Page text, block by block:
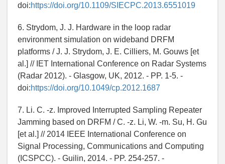
doi:https://doi.org/10.1109/SIECPC.2013.6551019
6. Strydom, J. J. Hardware in the loop radar
environment simulation on wideband DRFM
platforms / J. J. Strydom, J. E. Cilliers, M. Gouws [et
al.] // IET International Conference on Radar Systems
(Radar 2012). - Glasgow, UK, 2012. - PP. 1-5. -
doi:https://doi.org/10.1049/cp.2012.1687
7. Li. C. -z. Improved Interrupted Sampling Repeater
Jamming based on DRFM / C. -z. Li, W. -m. Su, H. Gu
[et al.] // 2014 IEEE International Conference on
Signal Processing, Communications and Computing
(ICSPCC). - Guilin, 2014. - PP. 254-257. -